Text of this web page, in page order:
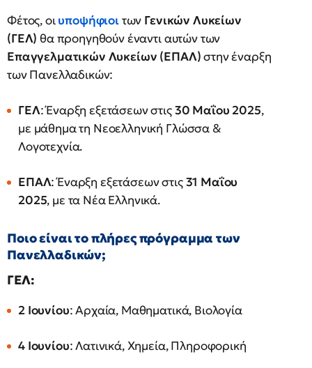
Φέτος, οιυποψήφιοιτων Γενικών Λυκείων
(ΓΕΛ) θα προηγηθούν έναντι αυτών των
Επαγγελματικών Λυκείων (ΕΠΑΛ)στην έναρξη
των Πανελλαδικών:
ΓΕΛ: Έναρξη εξετάσεων στις30 Μαΐου 2025,
με μάθημα τη Νεοελληνική Γλώσσα &
Λογοτεχνία.
ΕΠΑΛ: Έναρξη εξετάσεων στις31 Μαΐου
2025, με τα Νέα Ελληνικά.
Ποιο είναι το πλήρες πρόγραμμα των
Πανελλαδικών;
ΓΕΛ:
2 Ιουνίου: Αρχαία, Μαθηματικά, Βιολογία
4 Ιουνίου: Λατινικά, Χημεία, Πληροφορική